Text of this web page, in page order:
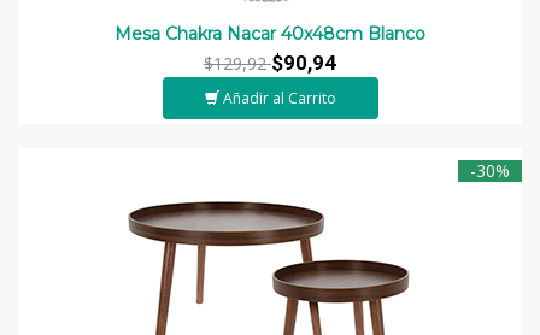
Mesa Chakra Nacar 40x48cm Blanco
$129,92$90,94
Añadir al Carrito
-30%